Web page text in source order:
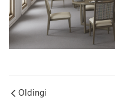
Oldingi